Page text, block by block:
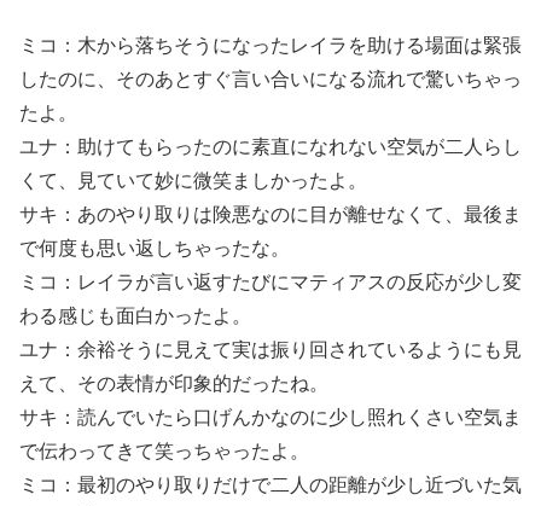
ミコ：木から落ちそうになったレイラを助ける場面は緊張
したのに、そのあとすぐ言い合いになる流れで驚いちゃっ
たよ。
ユナ：助けてもらったのに素直になれない空気が二人らし
くて、見ていて妙に微笑ましかったよ。
サキ：あのやり取りは険悪なのに目が離せなくて、最後ま
で何度も思い返しちゃったな。
ミコ：レイラが言い返すたびにマティアスの反応が少し変
わる感じも面白かったよ。
ユナ：余裕そうに見えて実は振り回されているようにも見
えて、その表情が印象的だったね。
サキ：読んでいたら口げんかなのに少し照れくさい空気ま
で伝わってきて笑っちゃったよ。
ミコ：最初のやり取りだけで二人の距離が少し近づいた気